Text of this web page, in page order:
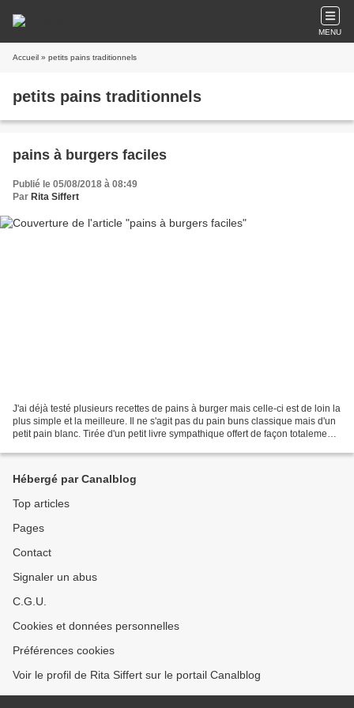
MENU
Accueil » petits pains traditionnels
petits pains traditionnels
pains à burgers faciles
Publié le 05/08/2018 à 08:49
Par Rita Siffert
J'ai déjà testé plusieurs recettes de pains à burger mais celle-ci est de loin la
plus simple et la meilleure. Il ne s'agit pas du pain buns classique mais d'un
petit pain blanc. Tirée d'un petit livre sympathique offert de façon totalement
Hébergé par Canalblog
Top articles
Pages
Contact
Signaler un abus
C.G.U.
Cookies et données personnelles
Préférences cookies
Voir le profil de Rita Siffert sur le portail Canalblog